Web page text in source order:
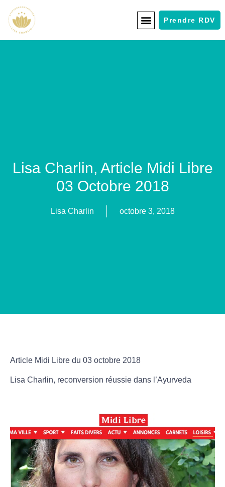
Prendre RDV
Lisa Charlin, Article Midi Libre
03 Octobre 2018
Lisa Charlin octobre 3, 2018
Article Midi Libre du 03 octobre 2018
Lisa Charlin, reconversion réussie dans l’Ayurveda